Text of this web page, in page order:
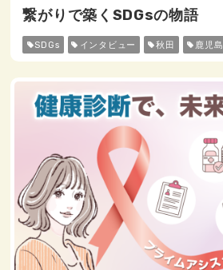
繋がりで築くSDGsの物語
SDGs インタビュー 秋田 鹿児島